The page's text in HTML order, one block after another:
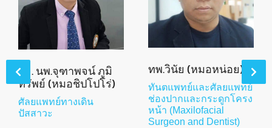
อจ. นพ.จุฑาพจน์ ภูมิ
ทรัพย์ (หมอชิปโปโร่)
ศัลยแพทย์ทางเดิน
ปัสสาวะ
ทพ.วินัย (หมอหน่อย)
ทันตแพทย์และศัลยแพทย์
ช่องปากและกระดูกโครง
หน้า (Maxilofacial
Surgeon and Dentist)